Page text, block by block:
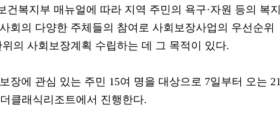
건복지부 매뉴얼에 따라 지역 주민의 욕구·자원 등의 복지
회의 다양한 주체들의 참여로 사회보장사업의 우선순위
의 사회보장계획 수립하는 데 그 목적이 있다.
장에 관심 있는 주민 15여 명을 대상으로 7일부터 오는 21
클래식리조트에서 진행한다.